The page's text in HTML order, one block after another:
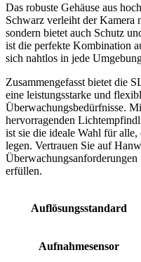
Das robuste Gehäuse aus
Schwarz verleiht der Kamera
sondern bietet auch Schutz
ist die perfekte Kombination
sich nahtlos in jede
Zusammengefasst bietet die
eine leistungsstarke und
Überwachungsbedürfnisse.
hervorragenden
ist sie die ideale Wahl für
legen. Vertrauen Sie auf
erfüllen.
Auflösungsstandard
Aufnahmesensor